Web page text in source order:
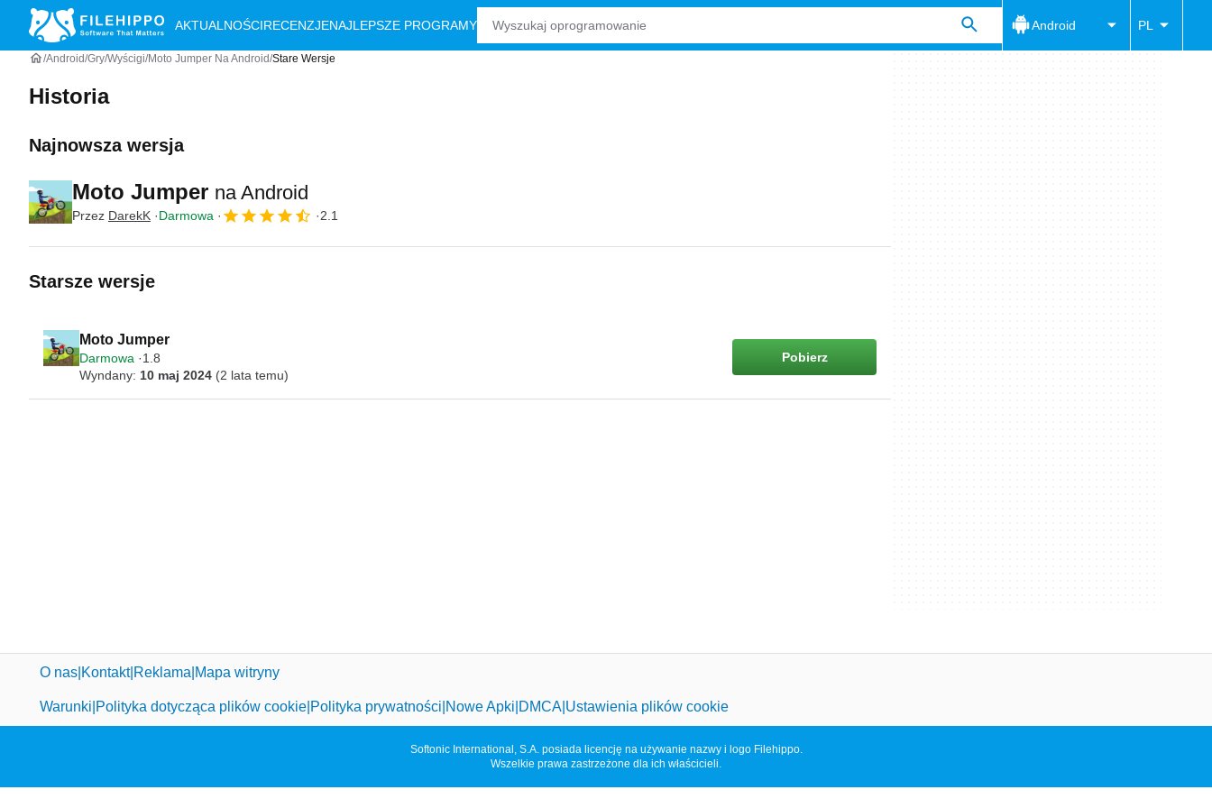
AKTUALNOŚCIRECENZJENAJLEPSZE PROGRAMY Android PL
Android Gry Wyścigi Moto Jumper Na Android Stare Wersje
Historia
Najnowsza wersja
Moto Jumper na Android
Przez DarekK Darmowa 2.1
Starsze wersje
Moto Jumper
Darmowa
1.8
Wyndany: 10 maj 2024 (2 lata temu)
Pobierz
O nas Kontakt Reklama Mapa witryny
Warunki Polityka dotycząca plików cookie Polityka prywatności Nowe Apki DMCA Ustawienia plików cookie
Softonic International, S.A. posiada licencję na używanie nazwy i logo Filehippo.
Wszelkie prawa zastrzeżone dla ich właścicieli.